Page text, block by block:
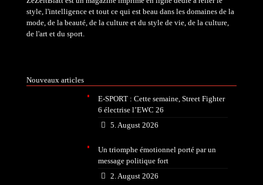
style, l'intelligence et tout ce qui est beau dans les domaines de la
mode, de la beauté, de la culture et du style de vie, de la culture,
de l'art et du sport.
Nouveaux articles
E-SPORT : Cette semaine, Street Fighter
6 électrise l’EWC 26
5. August 2026
Un triomphe émotionnel porté par un
message politique fort
2. August 2026